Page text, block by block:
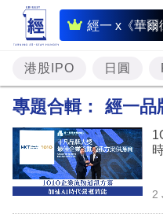
經一 x《華爾
即
時
財
經
題
投
資
港股IPO 日圓
專題合輯： 經一品
2